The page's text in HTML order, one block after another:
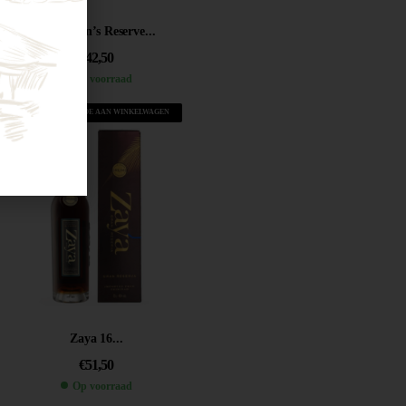
Chairman’s Reserve...
42,50
Op voorraad
VOEG TOE AAN WINKELWAGEN
Zaya 16...
€51,50
Op voorraad